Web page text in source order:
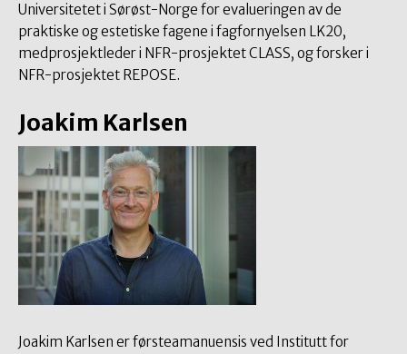
Universitetet i Sørøst-Norge for evalueringen av de
praktiske og estetiske fagene i fagfornyelsen LK20,
medprosjektleder i NFR-prosjektet CLASS, og forsker i
NFR-prosjektet REPOSE.
Joakim Karlsen
Joakim Karlsen er førsteamanuensis ved Institutt for